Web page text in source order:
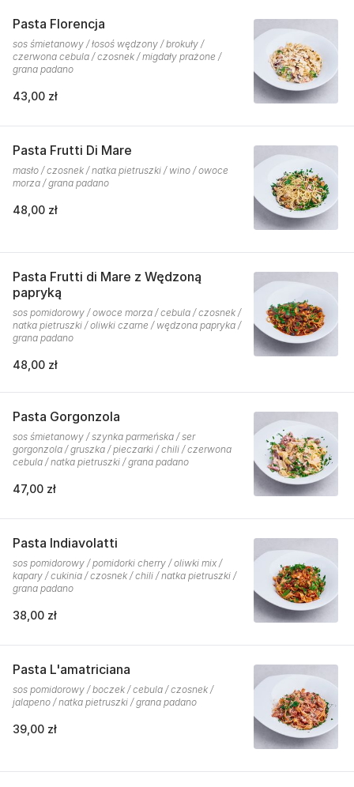
Pasta Florencja
sos śmietanowy / łosoś wędzony / brokuły /
czerwona cebula / czosnek / migdały prażone /
grana padano
43,00 zł
Pasta Frutti Di Mare
masło / czosnek / natka pietruszki / wino / owoce
morza / grana padano
48,00 zł
Pasta Frutti di Mare z Wędzoną
papryką
sos pomidorowy / owoce morza / cebula / czosnek /
natka pietruszki / oliwki czarne / wędzona papryka /
grana padano
48,00 zł
Pasta Gorgonzola
sos śmietanowy / szynka parmeńska / ser
gorgonzola / gruszka / pieczarki / chili / czerwona
cebula / natka pietruszki / grana padano
47,00 zł
Pasta Indiavolatti
sos pomidorowy / pomidorki cherry / oliwki mix /
kapary / cukinia / czosnek / chili / natka pietruszki /
grana padano
38,00 zł
Pasta L'amatriciana
sos pomidorowy / boczek / cebula / czosnek /
jalapeno / natka pietruszki / grana padano
39,00 zł